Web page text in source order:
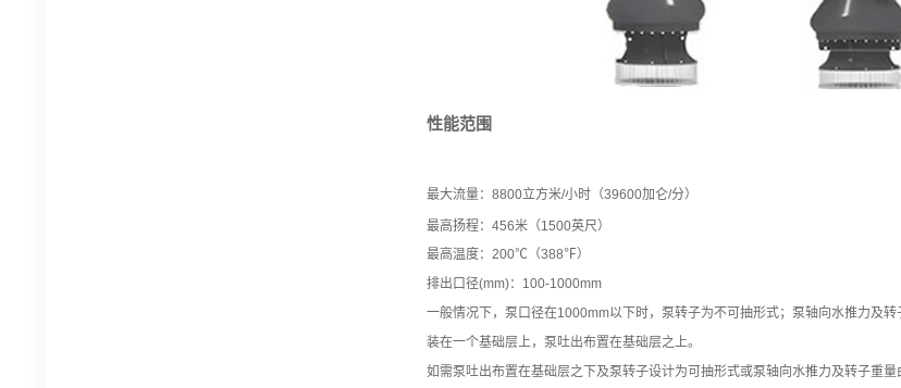
性能范围
最大流量： 8800立方米/小时（39600加仑/分）
最高扬程： 456米（1500英尺）
最高温度： 200℃（388℉）
排出口径(mm)：100-1000mm
一般情况下， 泵口径在1000mm以下时，泵转子为不可抽形式；泵轴向水推力及
装在一个基础层上，泵吐出布置在基础层之上。
如需泵吐出布置在基础层之下及泵转子设计为 可抽形式或泵轴向水推力及转子重量